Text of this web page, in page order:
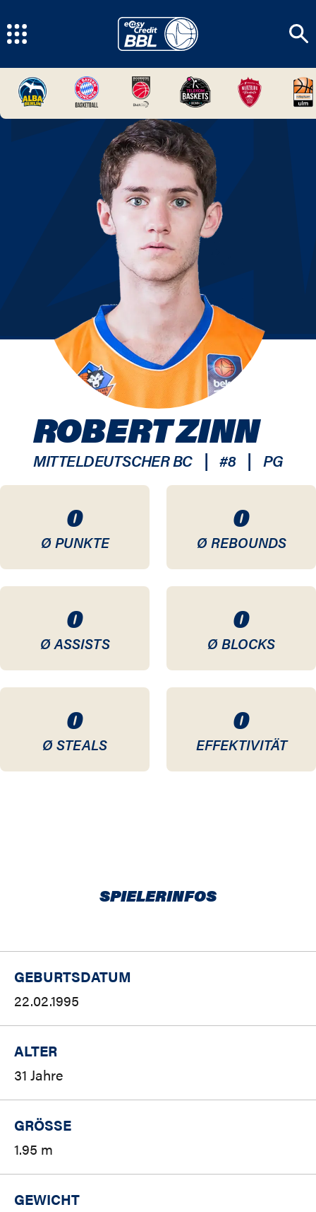
0
Ø PUNKTE
0
Ø REBOUNDS
0
Ø ASSISTS
0
Ø BLOCKS
0
Ø STEALS
0
EFFEKTIVITÄT
ROBERT ZINN
MITTELDEUTSCHER BC | #8 | PG
SPIELERINFOS
GEBURTSDATUM
22.02.1995
ALTER
31 Jahre
GRÖSSE
1.95 m
GEWICHT